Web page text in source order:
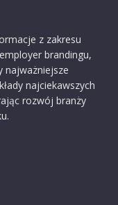
z zakresu
brandingu,
najważniejsze
najciekawszych
rozwój branży